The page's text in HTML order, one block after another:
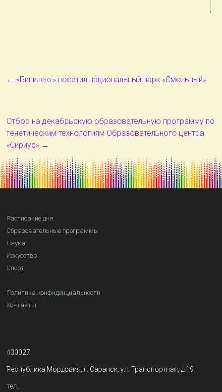
← «Бинилект» посетил национальный парк «Смольный»
Отбор на декабрьскую образовательную программу по
генетическим технологиям Образовательного центра
«Сириус» →
Расписание дня
Образовательные программы
Наука
Искусство
Спорт
Политика конфиденциальности
Контакты
430027
Республика Мордовия, г. Саранск, ул. Транспортная, д.19.
тел.: